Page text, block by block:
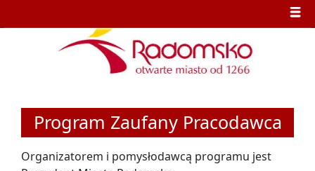
Program Zaufany Pracodawca
Organizatorem i pomysłodawcą programu jest